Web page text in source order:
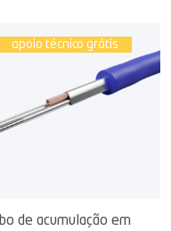
apoio técnico grátis
de acumulação em